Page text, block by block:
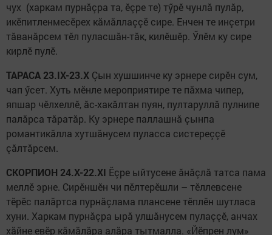
чух (харкам пурнăçра та, ӗçре те) тӳрӗ чунлă пулăр,
икӗпитленмесӗрех кăмăллаççӗ сире. Енчен те инçетри
тăванăрсем тӗл пуласшăн-тăк, килӗшӗр. Ӳлӗм ку сире
кирлӗ пулӗ.
ТАРАСА 23.IX-23.X Çын хушшинче ку эрнере сирӗн сум,
чап ӳсет. Хуть мӗнле мероприятире те пăхма чипер,
япшар чӗлхеллӗ, ăс-хакăлтан пуян, пултаруллă пулнипе
палăрса тăратăр. Ку эрнере паллашнă çынпа
романтикăлла хутшăнусем пуласса систереççӗ
çăлтăрсем.
СКОРПИОН 24.X-22.XI Ӗçре ыйтусене ăнăçлă татса пама
меллӗ эрне. Сирӗншӗн чи пӗлтерӗшли – тӗллевсене
тӗрӗс палăртса пурнăçлама плансене тӗплӗн шутласа
хуни. Харкам пурнăçра ырă улшăнусем пулаççӗ, анчах
хăйне евӗр кăмăлăра алăра тытмалла. «Йӗпрен лум»